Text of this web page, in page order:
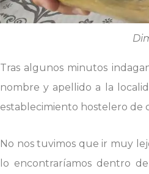
Tras algunos minutos
nombre y apellido a la
establecimiento hostelero de
No nos tuvimos que ir muy
lo encontraríamos dentro